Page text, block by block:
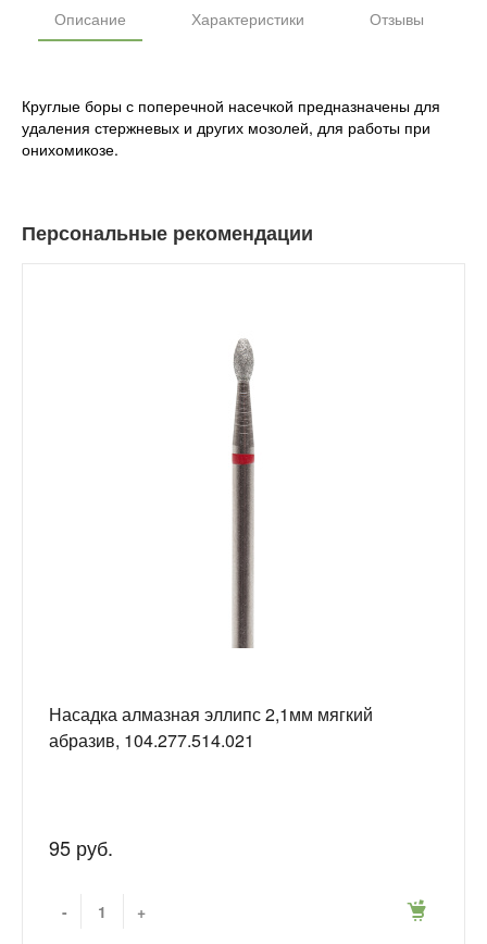
Описание Характеристики Отзывы
Круглые боры с поперечной насечкой предназначены для
удаления стержневых и других мозолей, для работы при
онихомикозе.
Персональные рекомендации
Насадка алмазная эллипс 2,1мм мягкий
абразив, 104.277.514.021
95 руб.
- +